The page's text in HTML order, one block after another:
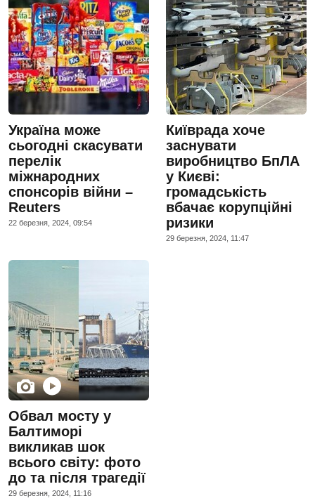
Україна може
сьогодні скасувати
перелік
міжнародних
спонсорів війни –
Reuters
22 березня, 2024, 09:54
Київрада хоче
заснувати
виробництво БпЛА
у Києві:
громадськість
вбачає корупційні
ризики
29 березня, 2024, 11:47
Обвал мосту у
Балтиморі
викликав шок
всього світу: фото
до та після трагедії
29 березня, 2024, 11:16